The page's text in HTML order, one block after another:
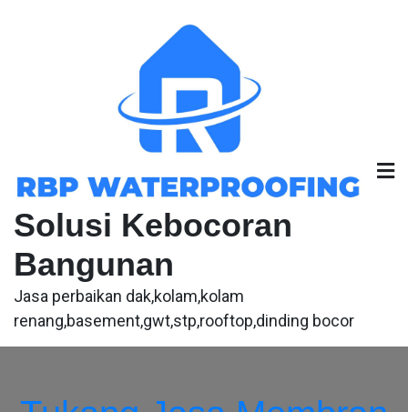
Solusi Kebocoran
Bangunan
Jasa perbaikan dak,kolam,kolam
renang,basement,gwt,stp,rooftop,dinding bocor